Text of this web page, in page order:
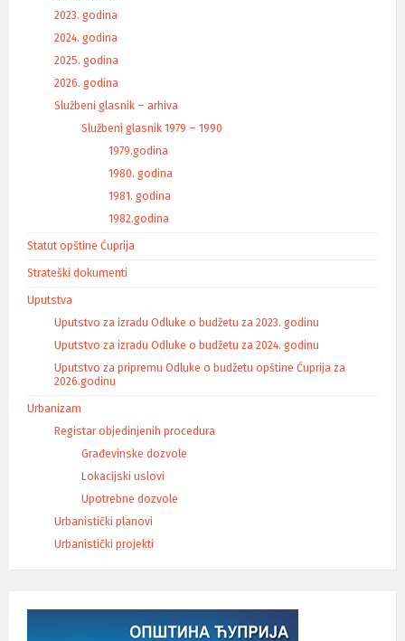
2023. godina
2024. godina
2025. godina
2026. godina
Službeni glasnik – arhiva
Službeni glasnik 1979 – 1990
1979.godina
1980. godina
1981. godina
1982.godina
Statut opštine Ćuprija
Strateški dokumenti
Uputstva
Uputstvo za izradu Odluke o budžetu za 2023. godinu
Uputstvo za izradu Odluke o budžetu za 2024. godinu
Uputstvo za pripremu Odluke o budžetu opštine Ćuprija za
2026.godinu
Urbanizam
Registar objedinjenih procedura
Građevinske dozvole
Lokacijski uslovi
Upotrebne dozvole
Urbanistički planovi
Urbanistički projekti